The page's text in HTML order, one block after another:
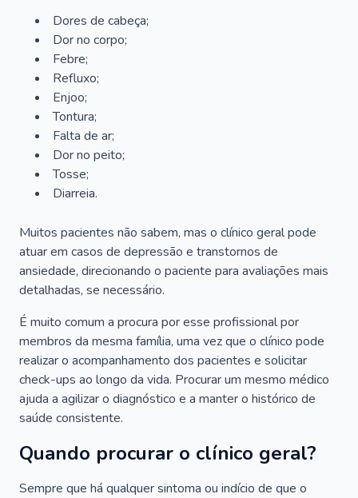
Dores de cabeça;
Dor no corpo;
Febre;
Refluxo;
Enjoo;
Tontura;
Falta de ar;
Dor no peito;
Tosse;
Diarreia.
Muitos pacientes não sabem, mas o clínico geral pode
atuar em casos de depressão e transtornos de
ansiedade, direcionando o paciente para avaliações mais
detalhadas, se necessário.
É muito comum a procura por esse profissional por
membros da mesma família, uma vez que o clínico pode
realizar o acompanhamento dos pacientes e solicitar
check-ups ao longo da vida. Procurar um mesmo médico
ajuda a agilizar o diagnóstico e a manter o histórico de
saúde consistente.
Quando procurar o clínico geral?
Sempre que há qualquer sintoma ou indício de que o